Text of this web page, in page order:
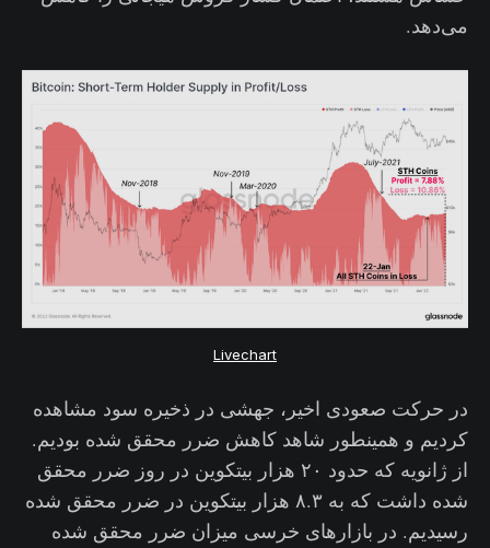
می‌دهد.
Livechart
در حرکت صعودی اخیر، جهشی در ذخیره سود مشاهده
کردیم و همینطور شاهد کاهش ضرر محقق شده بودیم.
از ژانویه که حدود ۲۰ هزار بیتکوین در روز ضرر محقق
شده داشت که به ۸.۳ هزار بیتکوین در ضرر محقق شده
رسیدیم. در بازارهای خرسی میزان ضرر محقق شده